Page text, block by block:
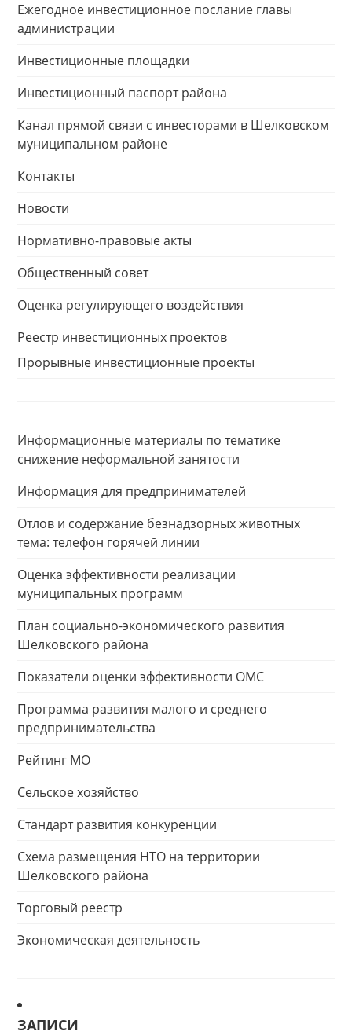
Ежегодное инвестиционное послание главы
администрации
Инвестиционные площадки
Инвестиционный паспорт района
Канал прямой связи с инвесторами в Шелковском
муниципальном районе
Контакты
Новости
Нормативно-правовые акты
Общественный совет
Оценка регулирующего воздействия
Реестр инвестиционных проектов
Прорывные инвестиционные проекты
Информационные материалы по тематике
снижение неформальной занятости
Информация для предпринимателей
Отлов и содержание безнадзорных животных
тема: телефон горячей линии
Оценка эффективности реализации
муниципальных программ
План социально-экономического развития
Шелковского района
Показатели оценки эффективности ОМС
Программа развития малого и среднего
предпринимательства
Рейтинг МО
Сельское хозяйство
Стандарт развития конкуренции
Схема размещения НТО на территории
Шелковского района
Торговый реестр
Экономическая деятельность
ЗАПИСИ